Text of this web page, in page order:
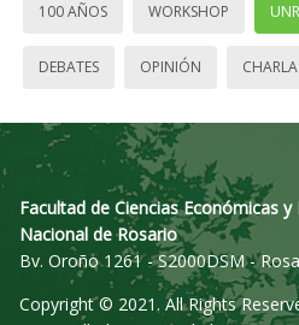
100 AÑOS WORKSHOP UNR
DEBATES OPINIÓN
Facultad de Ciencias Económicas
Nacional de Rosario
Bv. Oroño 1261 - S2000DSM -
Copyright © 2021. All Rights